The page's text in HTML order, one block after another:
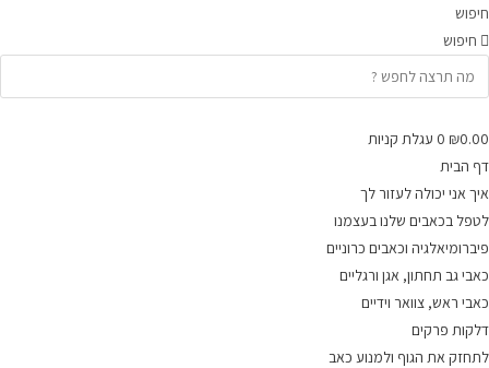
Skip
to
חיפוש
חיפוש
₪0.00
0 עגלת קניות
דף הבית
איך אני יכולה לעזור לך
לטפל בכאבים שלנו בעצמנו
פיברומיאלגיה וכאבים כרוניים
כאבי גב תחתון, אגן ורגליים
כאבי ראש, צוואר וידיים
דלקות פרקים
לתחזק את הגוף ולמנוע כאב